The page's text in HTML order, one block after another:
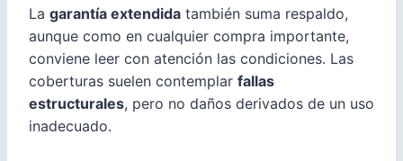
La garantía extendida también suma respaldo,
aunque como en cualquier compra importante,
conviene leer con atención las condiciones. Las
coberturas suelen contemplar fallas
estructurales, pero no daños derivados de un uso
inadecuado.